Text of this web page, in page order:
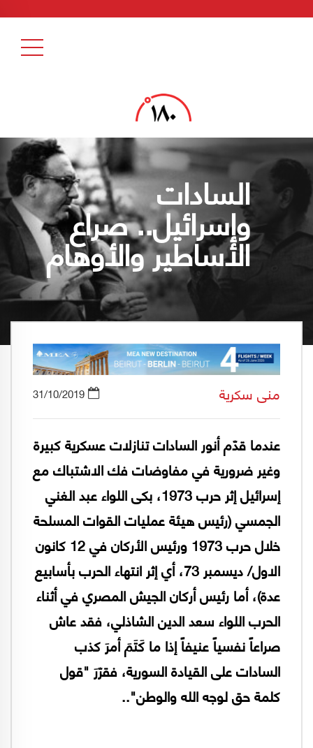
السادات
وإسرائيل.. صراع
الأساطير والأوهام
منى سكرية 31/10/2019
عندما قدّم أنور السادات تنازلات عسكرية كبيرة
وغير ضرورية في مفاوضات فك الاشتباك مع
إسرائيل إثر حرب 1973، بكى اللواء عبد الغني
الجمسي (رئيس هيئة عمليات القوات المسلحة
خلال حرب 1973 ورئيس الأركان في 12 كانون
الاول/ ديسمبر 73، أي إثر انتهاء الحرب بأسابيع
عدة)، أما رئيس أركان الجيش المصري في أثناء
الحرب اللواء سعد الدين الشاذلي، فقد عاش
صراعاً نفسياً عنيفاً إذا ما كَتَمَ أمرَ كذب
السادات على القيادة السورية، فقرّرَ "قول
كلمة حق لوجه الله والوطن"..